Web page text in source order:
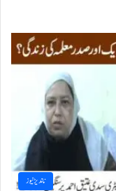
ناندیڑ نیوز